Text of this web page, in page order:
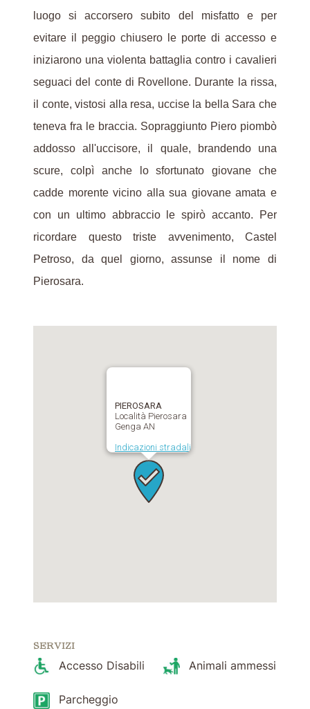
luogo si accorsero subito del misfatto e per
evitare il peggio chiusero le porte di accesso e
iniziarono una violenta battaglia contro i cavalieri
seguaci del conte di Rovellone. Durante la rissa,
il conte, vistosi alla resa, uccise la bella Sara che
teneva fra le braccia. Sopraggiunto Piero piombò
addosso all'uccisore, il quale, brandendo una
scure, colpì anche lo sfortunato giovane che
cadde morente vicino alla sua giovane amata e
con un ultimo abbraccio le spirò accanto. Per
ricordare questo triste avvenimento, Castel
Petroso, da quel giorno, assunse il nome di
Pierosara.
PIEROSARA
Località Pierosara
Genga AN
Indicazioni stradali
SERVIZI
Accesso Disabili Animali ammessi
Parcheggio